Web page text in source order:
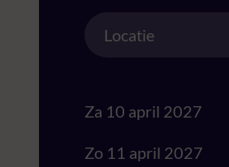
Locatie
Za 10 april 2027
Zo 11 april 2027